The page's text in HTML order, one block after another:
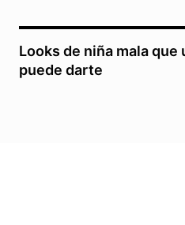
Looks de niña mala
puede darte